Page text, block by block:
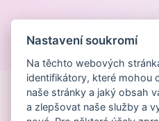
Nastavení soukromí
Na těchto webových
identifikátory, které mohou
naše stránky a jaký obsah
a zlepšovat naše služby a